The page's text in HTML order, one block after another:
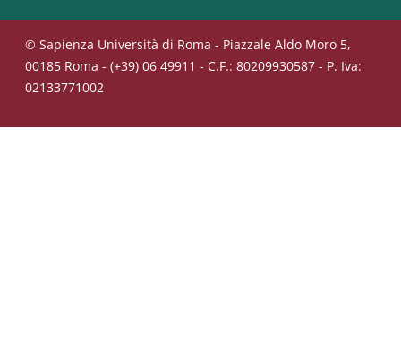
© Sapienza Università di Roma - Piazzale Aldo Moro 5,
00185 Roma - (+39) 06 49911 - C.F.: 80209930587 - P. Iva:
02133771002